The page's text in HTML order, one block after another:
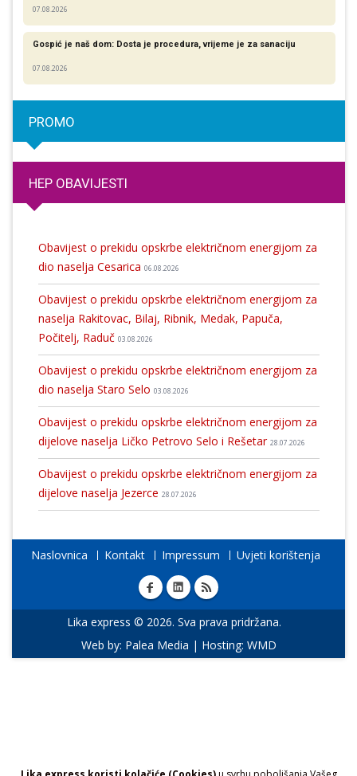
07.08.2026
Gospić je naš dom: Dosta je procedura, vrijeme je za sanaciju
07.08.2026
PROMO
HEP OBAVIJESTI
Obavijest o prekidu opskrbe električnom energijom za
dio naselja Cesarica 06.08.2026
Obavijest o prekidu opskrbe električnom energijom za
naselja Rakitovac, Bilaj, Ribnik, Medak, Papuča,
Počitelj, Raduč 03.08.2026
Obavijest o prekidu opskrbe električnom energijom za
dio naselja Staro Selo 03.08.2026
Obavijest o prekidu opskrbe električnom energijom za
dijelove naselja Ličko Petrovo Selo i Rešetar 28.07.2026
Obavijest o prekidu opskrbe električnom energijom za
dijelove naselja Jezerce 28.07.2026
Naslovnica Kontakt Impressum Uvjeti korištenja
Lika express © 2026. Sva prava pridržana.
Web by: Palea Media | Hosting: WMD